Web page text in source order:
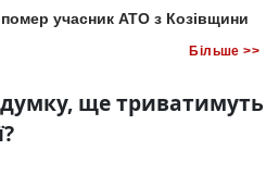
учасник АТО з Козівщини
Більше >>
ще триватимуть